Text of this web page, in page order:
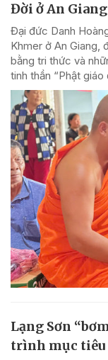
Đời ở An Giang
Đại đức Danh
Khmer ở An Giang,
bằng tri thức và
tinh thần “Phật
Lạng Sơn
trình mục tiêu